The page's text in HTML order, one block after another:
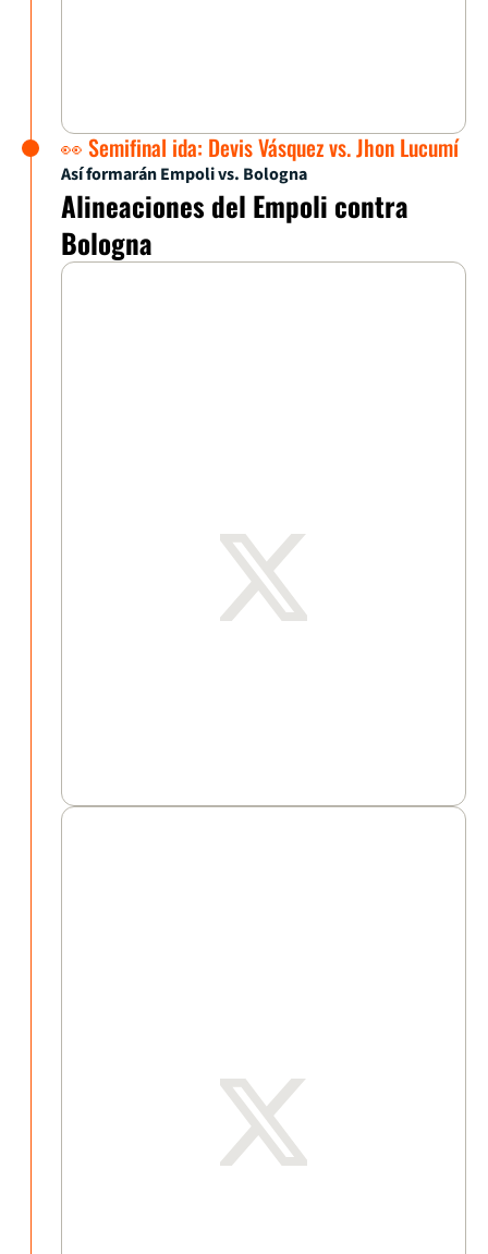
👀 Semifinal ida: Devis Vásquez vs. Jhon Lucumí
Así formarán Empoli vs. Bologna
Alineaciones del Empoli contra
Bologna